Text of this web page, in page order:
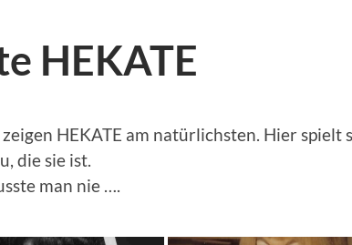
HEKATE
HEKATE am natürlichsten. Hier spielt
die sie ist.
man nie ….